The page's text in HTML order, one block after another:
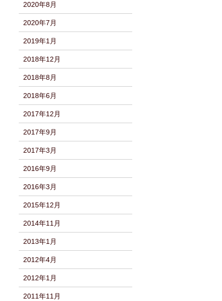
2020年8月
2020年7月
2019年1月
2018年12月
2018年8月
2018年6月
2017年12月
2017年9月
2017年3月
2016年9月
2016年3月
2015年12月
2014年11月
2013年1月
2012年4月
2012年1月
2011年11月